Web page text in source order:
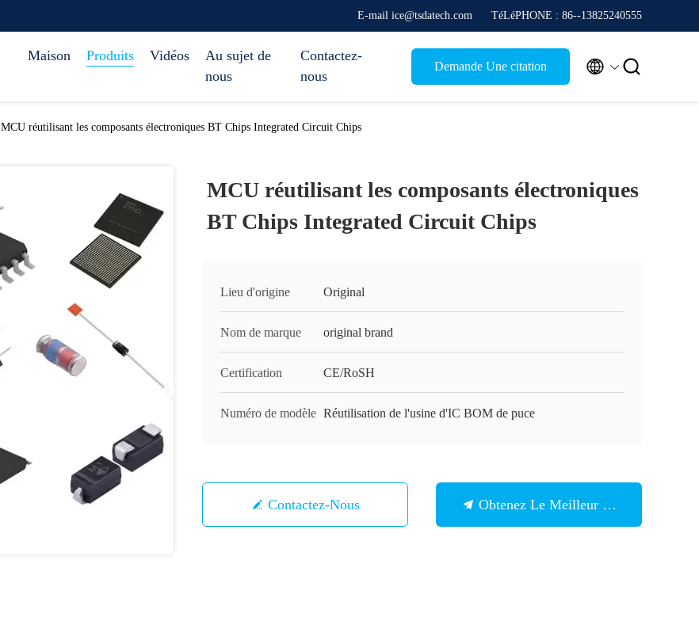
E-mail ice@tsdatech.com TéLéPHONE : 86--13825240555
Maison Produits Vidéos
Au sujet de
nous
Contactez-
nous
Demande Une citation  
MCU réutilisant les composants électroniques BT Chips Integrated Circuit Chips
MCU réutilisant les composants électroniques
BT Chips Integrated Circuit Chips
Lieu d'origine Original
Nom de marque original brand
Certification CE/RoSH
Numéro de modèle Réutilisation de l'usine d'IC BOM de puce
Contactez-Nous Obtenez Le Meilleur Prix